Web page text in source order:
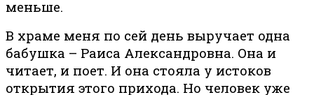
меньше.
В храме меня по сей день выручает одна
бабушка – Раиса Александровна. Она и
читает, и поет. И она стояла у истоков
открытия этого прихода. Но человек уже